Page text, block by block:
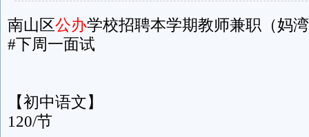
南山区公办学校招聘本学期教师兼职（妈
#下周一面试
【初中语文】
120/节